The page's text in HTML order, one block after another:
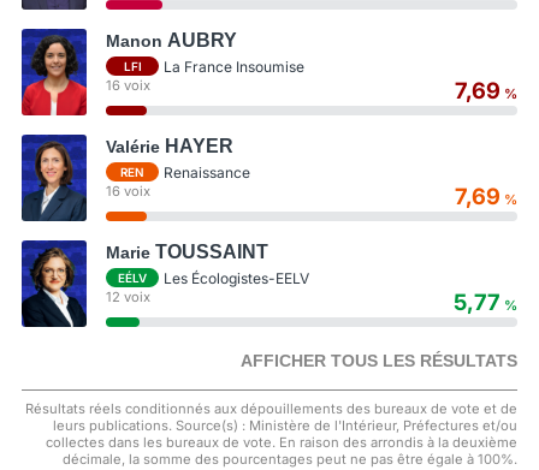
Manon AUBRY
LFI La France Insoumise
16 voix 7,69 %
Valérie HAYER
REN Renaissance
16 voix 7,69 %
Marie TOUSSAINT
EÉLV Les Écologistes-EELV
12 voix 5,77 %
AFFICHER TOUS LES RÉSULTATS
Résultats réels conditionnés aux dépouillements des bureaux de vote et de
leurs publications. Source(s) : Ministère de l'Intérieur, Préfectures et/ou
collectes dans les bureaux de vote. En raison des arrondis à la deuxième
décimale, la somme des pourcentages peut ne pas être égale à 100%.